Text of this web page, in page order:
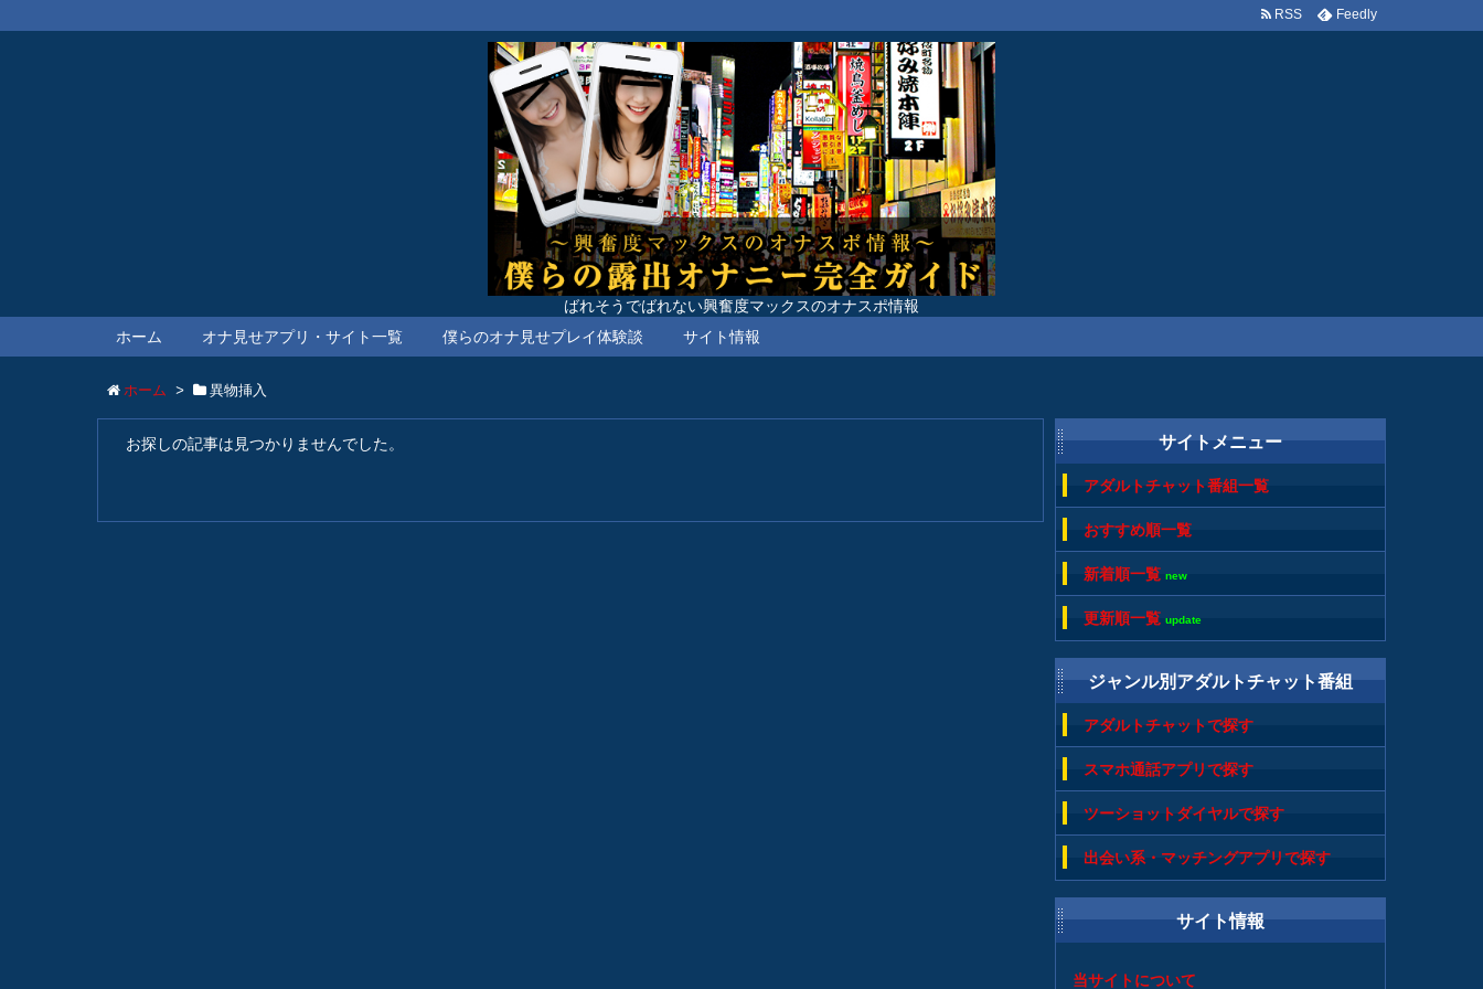
ばれそうでばれない興奮度マックスのオナスポ情報
ホーム
オナ見せアプリ・サイト一覧 僕らのオナ見せプレイ体験談 サイト情報
RSS Feedly
ホーム > 異物挿入
お探しの記事は見つかりませんでした。 サイトメニュー
アダルトチャット番組一覧
おすすめ順一覧
新着順一覧 new
更新順一覧 update
ジャンル別アダルトチャット番組
アダルトチャットで探す
スマホ通話アプリで探す
ツーショットダイヤルで探す
出会い系・マッチングアプリで探す
サイト情報
当サイトについて